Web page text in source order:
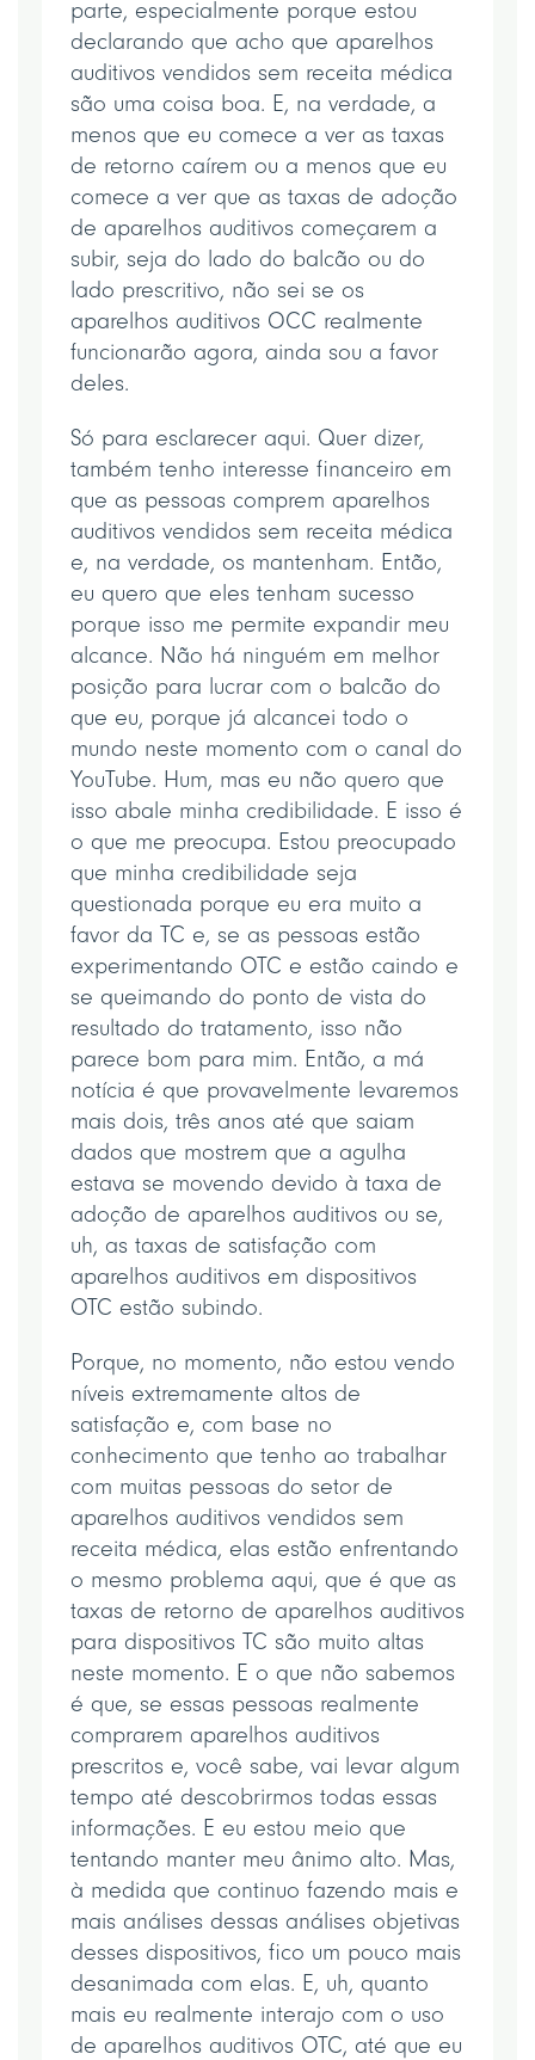
parte, especialmente porque estou
declarando que acho que aparelhos
auditivos vendidos sem receita médica
são uma coisa boa. E, na verdade, a
menos que eu comece a ver as taxas
de retorno caírem ou a menos que eu
comece a ver que as taxas de adoção
de aparelhos auditivos começarem a
subir, seja do lado do balcão ou do
lado prescritivo, não sei se os
aparelhos auditivos OCC realmente
funcionarão agora, ainda sou a favor
deles.
Só para esclarecer aqui. Quer dizer,
também tenho interesse financeiro em
que as pessoas comprem aparelhos
auditivos vendidos sem receita médica
e, na verdade, os mantenham. Então,
eu quero que eles tenham sucesso
porque isso me permite expandir meu
alcance. Não há ninguém em melhor
posição para lucrar com o balcão do
que eu, porque já alcancei todo o
mundo neste momento com o canal do
YouTube. Hum, mas eu não quero que
isso abale minha credibilidade. E isso é
o que me preocupa. Estou preocupado
que minha credibilidade seja
questionada porque eu era muito a
favor da TC e, se as pessoas estão
experimentando OTC e estão caindo e
se queimando do ponto de vista do
resultado do tratamento, isso não
parece bom para mim. Então, a má
notícia é que provavelmente levaremos
mais dois, três anos até que saiam
dados que mostrem que a agulha
estava se movendo devido à taxa de
adoção de aparelhos auditivos ou se,
uh, as taxas de satisfação com
aparelhos auditivos em dispositivos
OTC estão subindo.
Porque, no momento, não estou vendo
níveis extremamente altos de
satisfação e, com base no
conhecimento que tenho ao trabalhar
com muitas pessoas do setor de
aparelhos auditivos vendidos sem
receita médica, elas estão enfrentando
o mesmo problema aqui, que é que as
taxas de retorno de aparelhos auditivos
para dispositivos TC são muito altas
neste momento. E o que não sabemos
é que, se essas pessoas realmente
comprarem aparelhos auditivos
prescritos e, você sabe, vai levar algum
tempo até descobrirmos todas essas
informações. E eu estou meio que
tentando manter meu ânimo alto. Mas,
à medida que continuo fazendo mais e
mais análises dessas análises objetivas
desses dispositivos, fico um pouco mais
desanimada com elas. E, uh, quanto
mais eu realmente interajo com o uso
de aparelhos auditivos OTC, até que eu